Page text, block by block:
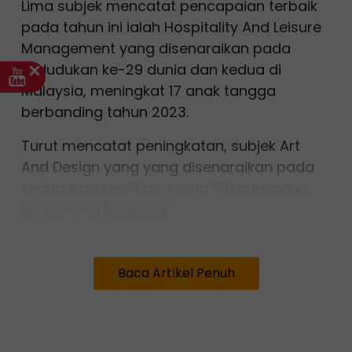
Lima subjek mencatat pencapaian terbaik
pada tahun ini ialah Hospitality And Leisure
Management yang disenaraikan pada
kedudukan ke-29 dunia dan kedua di
Malaysia, meningkat 17 anak tangga
berbanding tahun 2023.
Turut mencatat peningkatan, subjek Art
And Design yang yang disenaraikan pada
Studies, MSU disenaraikan pada kedudukan
251 daripada 300 dunia dan kelapan di
Baca Artikel Penuh